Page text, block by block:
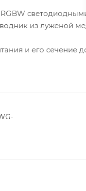
из луженой
и его сечение